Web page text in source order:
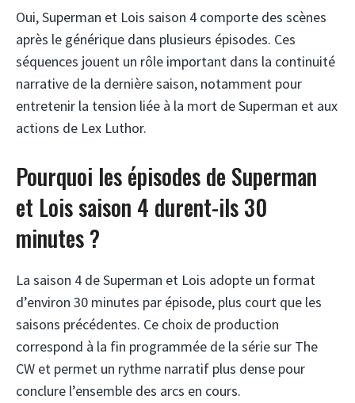
Oui, Superman et Lois saison 4 comporte des scènes
après le générique dans plusieurs épisodes. Ces
séquences jouent un rôle important dans la continuité
narrative de la dernière saison, notamment pour
entretenir la tension liée à la mort de Superman et aux
actions de Lex Luthor.
Pourquoi les épisodes de Superman
et Lois saison 4 durent-ils 30
minutes ?
La saison 4 de Superman et Lois adopte un format
d’environ 30 minutes par épisode, plus court que les
saisons précédentes. Ce choix de production
correspond à la fin programmée de la série sur The
CW et permet un rythme narratif plus dense pour
conclure l’ensemble des arcs en cours.